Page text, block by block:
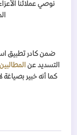
نوصي عملائنا
ضمن كادر تطبيق
التسديد عن
كما أنه خبير